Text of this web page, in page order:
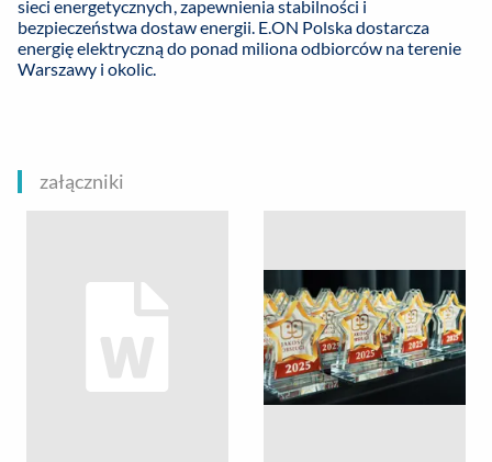
sieci energetycznych, zapewnienia stabilności i
bezpieczeństwa dostaw energii. E.ON Polska dostarcza
energię elektryczną do ponad miliona odbiorców na terenie
Warszawy i okolic.
załączniki